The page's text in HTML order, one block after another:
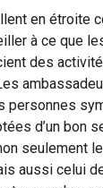
en étroite
à ce que
des
personnes
d’un bon
seulement
aussi celui